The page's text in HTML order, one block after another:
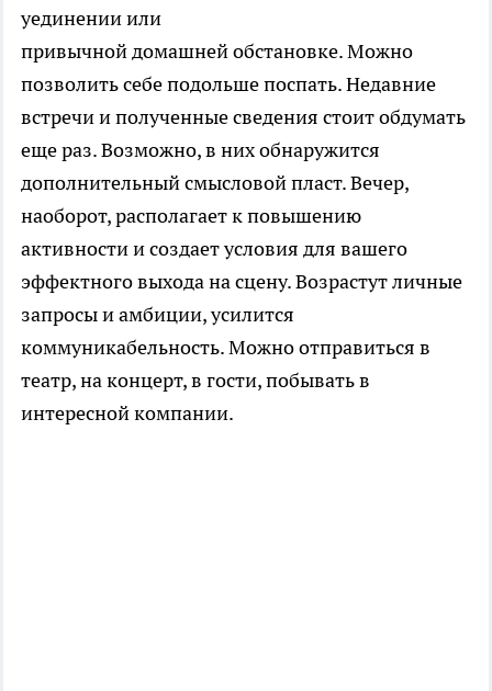
уединении или
привычной домашней обстановке. Можно
позволить себе подольше поспать. Недавние
встречи и полученные сведения стоит обдумать
еще раз. Возможно, в них обнаружится
дополнительный смысловой пласт. Вечер,
наоборот, располагает к повышению
активности и создает условия для вашего
эффектного выхода на сцену. Возрастут личные
запросы и амбиции, усилится
коммуникабельность. Можно отправиться в
театр, на концерт, в гости, побывать в
интересной компании.